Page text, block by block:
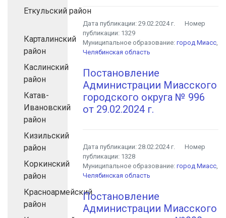
Еткульский район
Карталинский
район
Каслинский
район
Катав-
Ивановский
район
Кизильский
район
Коркинский
район
Красноармейский
район
Дата публикации:29.02.2024 г.
Номер
публикации: 1329
Муниципальное образование:город Миасс,
Челябинская область
Постановление
Администрации Миасского
городского округа № 996
от 29.02.2024 г.
Дата публикации:28.02.2024 г.
Номер
публикации: 1328
Муниципальное образование:город Миасс,
Челябинская область
Постановление
Администрации Миасского